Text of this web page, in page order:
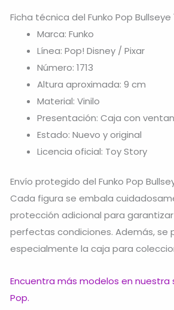
Ficha técnica del Funko Pop Bullseye
Marca: Funko
Línea: Pop! Disney / Pixar
Número: 1713
Altura aproximada: 9 cm
Material: Vinilo
Presentación: Caja con
Estado: Nuevo y original
Licencia oficial: Toy Story
Envío protegido del Funko Pop
Cada figura se embala
protección adicional para
perfectas condiciones. Además, se
especialmente la caja para
Encuentra más modelos en nuestra
Pop.